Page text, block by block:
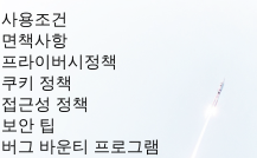
사용조건
면책사항
프라이버시정책
쿠키 정책
접근성 정책
보안 팁
버그 바운티 프로그램